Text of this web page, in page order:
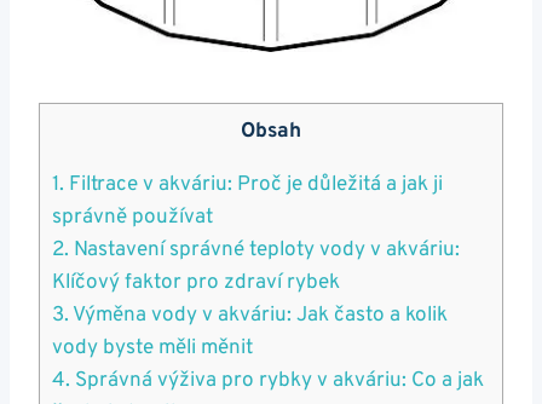
Obsah
1. Filtrace v akváriu: Proč je důležitá a jak ji
‌správně⁣ používat
2. ​Nastavení správné teploty vody v akváriu:
Klíčový faktor pro zdraví rybek
3. Výměna‍ vody v akváriu: Jak často a kolik
vody byste měli měnit
4. Správná výživa pro‌ rybky v​ akváriu: Co a jak